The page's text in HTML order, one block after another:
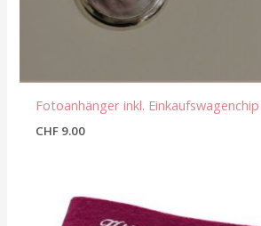
Fotoanhänger inkl. Einkaufswagenchip
CHF9.00